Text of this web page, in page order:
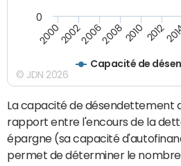
Capacité de
20002002200620082010 2012
0
© JDN 2026
La capacité de désendettement
rapport entre l'encours de la
épargne (sa capacité
permet de déterminer le nombre